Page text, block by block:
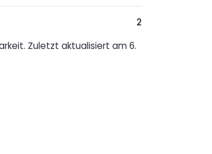
2
Zuletzt aktualisiert am 6.